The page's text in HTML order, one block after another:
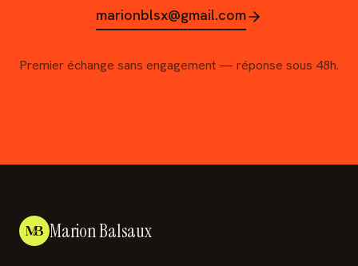
marionblsx@gmail.com
Premier échange sans engagement — réponse sous 48h.
Marion Balsaux